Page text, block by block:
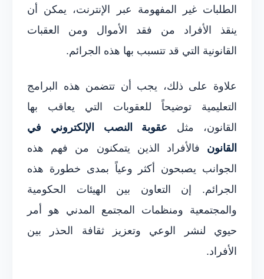
الطلبات غير المفهومة عبر الإنترنت، يمكن أن
ينقذ الأفراد من فقد الأموال ومن العقبات
القانونية التي قد تتسبب بها هذه الجرائم.
علاوة على ذلك، يجب أن تتضمن هذه البرامج
التعليمية توضيحاً للعقوبات التي يعاقب بها
القانون، مثل عقوبة النصب الإلكتروني في
القانون فالأفراد الذين يتمكنون من فهم هذه
الجوانب يصبحون أكثر وعياً بمدى خطورة هذه
الجرائم. إن التعاون بين الهيئات الحكومية
والمجتمعية ومنظمات المجتمع المدني هو أمر
حيوي لنشر الوعي وتعزيز ثقافة الحذر بين
الأفراد.